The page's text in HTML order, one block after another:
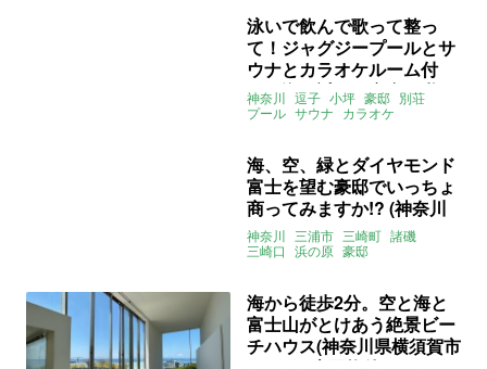
泳いで飲んで歌って整っ
て！ジャグジープールとサ
ウナとカラオケルーム付
き、海の近くの豪邸で私は
人魚になる（神奈川県逗子
神奈川 逗子 小坪 豪邸 別荘
プール サウナ カラオケ
海、空、緑とダイヤモンド
富士を望む豪邸でいっちょ
商ってみますか!? (神奈川
県三浦市89㎡＋277㎡の売
買物件)
神奈川 三浦市 三崎町 諸磯
三崎口 浜の原 豪邸
海から徒歩2分。空と海と
富士山がとけあう絶景ビー
チハウス(神奈川県横須賀市